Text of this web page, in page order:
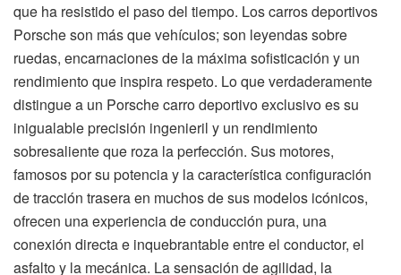
que ha resistido el paso del tiempo. Los carros deportivos
Porsche son más que vehículos; son leyendas sobre
ruedas, encarnaciones de la máxima sofisticación y un
rendimiento que inspira respeto. Lo que verdaderamente
distingue a un Porsche carro deportivo exclusivo es su
inigualable precisión ingenieril y un rendimiento
sobresaliente que roza la perfección. Sus motores,
famosos por su potencia y la característica configuración
de tracción trasera en muchos de sus modelos icónicos,
ofrecen una experiencia de conducción pura, una
conexión directa e inquebrantable entre el conductor, el
asfalto y la mecánica. La sensación de agilidad, la